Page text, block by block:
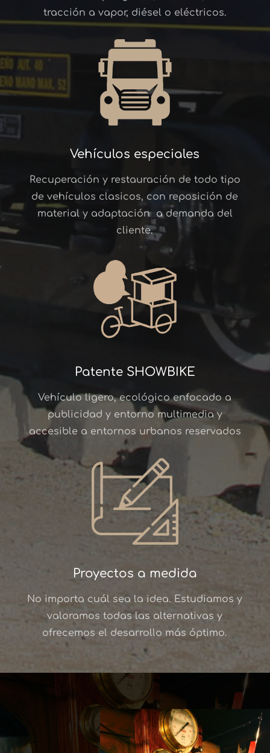
tracción a vapor, diésel o eléctricos.
Vehículos especiales
Recuperación y restauración de todo tipo
de vehículos clasicos, con reposición de
material y adaptación a demanda del
cliente.
Patente SHOWBIKE
Vehículo ligero, ecológico enfocado a
publicidad y entorno multimedia y
accesible a entornos urbanos reservados
Proyectos a medida
No importa cuál sea la idea. Estudiamos y
valoramos todas las alternativas y
ofrecemos el desarrollo más óptimo.